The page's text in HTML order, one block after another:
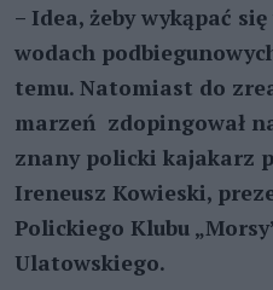
– Idea, żeby wykąpać
wodach
temu. Natomiast do
marzeń zdopingował
znany policki kajakarz
Ireneusz Kowieski,
Polickiego Klubu
Ulatowskiego.